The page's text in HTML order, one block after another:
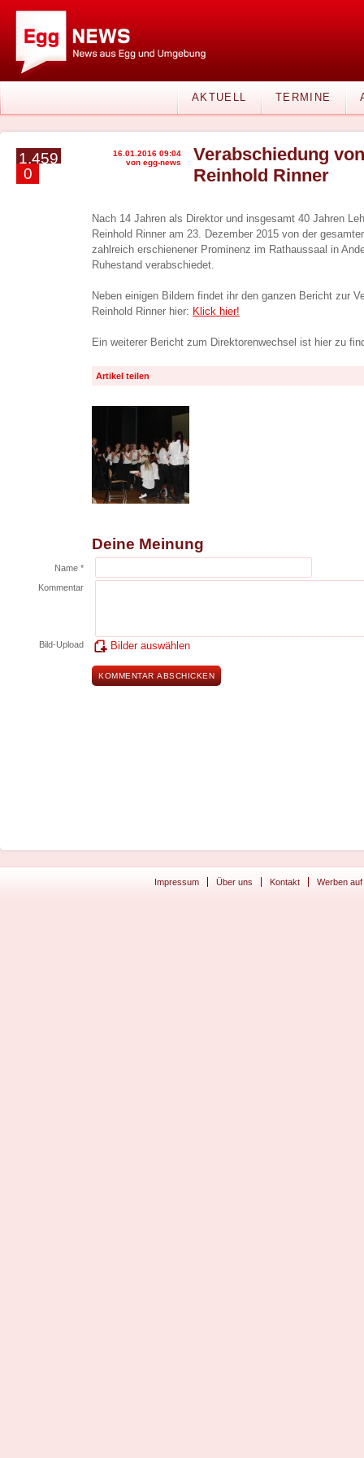
AKTUELL TERMINE
1.459
0
16.01.2016 09:04
von egg-news
Verabschiedung
Reinhold Rinner
Nach 14 Jahren als Direktor und insgesamt 40 Jahren
Reinhold Rinner am 23. Dezember 2015 von der
zahlreich erschienener Prominenz im Rathaussaal in
Ruhestand verabschiedet.
Neben einigen Bildern findet ihr den ganzen Bericht zur
Reinhold Rinner hier: Klick hier!
Ein weiterer Bericht zum Direktorenwechsel ist hier zu
Artikel teilen
Deine Meinung
Name *
Kommentar
Bild-Upload Bilder auswählen
Impressum Über uns Kontakt Werben